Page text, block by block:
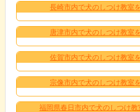
長崎市内で犬のしつけ教室
唐津市内で犬のしつけ教室
佐賀市内で犬のしつけ教室
宗像市内で犬のしつけ教室
福岡県春日市内で犬のしつけ教